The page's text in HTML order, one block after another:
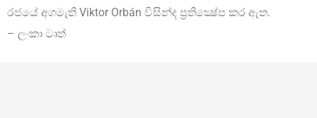
රජයේ අගමැති Viktor Orbán විසින්ද ප්‍රතික්‍ෂේප කර ඇත.
– ලංකා ටෘත්